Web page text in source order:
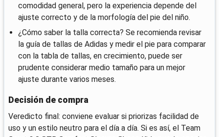
comodidad general, pero la experiencia depende del
ajuste correcto y de la morfología del pie del niño.
¿Cómo saber la talla correcta? Se recomienda revisar
la guía de tallas de Adidas y medir el pie para comparar
con la tabla de tallas, en crecimiento, puede ser
prudente considerar medio tamaño para un mejor
ajuste durante varios meses.
Decisión de compra
Veredicto final: conviene evaluar si priorizas facilidad de
uso y un estilo neutro para el día a día. Si es así, el Team